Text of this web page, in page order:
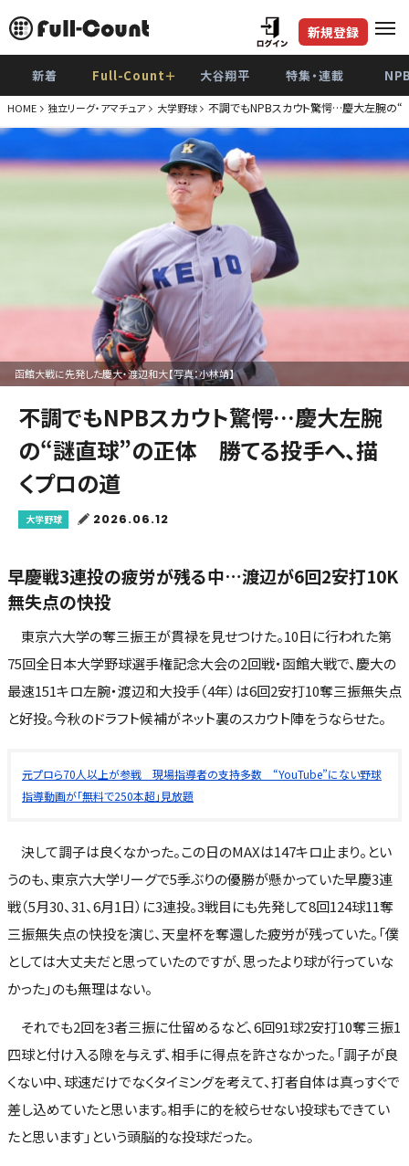
新規登録
新着 Full-Count＋ 大谷翔平 特集・連載
HOME 独立リーグ・アマチュア 大学野球 不調でもNPBスカウト驚愕…慶大左腕の
函館大戦に先発した慶大・渡辺和大【写真：小林靖】
不調でもNPBスカウト驚愕…慶大左腕
の“謎直球”の正体 勝てる投手へ、描
くプロの道
大学野球 2026.06.12
早慶戦3連投の疲労が残る中…渡辺が6回2安打10K
無失点の快投
東京六大学の奪三振王が貫禄を見せつけた。10日に行われた第
75回全日本大学野球選手権記念大会の2回戦・函館大戦で、慶大の
最速151キロ左腕・渡辺和大投手（4年）は6回2安打10奪三振無失点
と好投。今秋のドラフト候補がネット裏のスカウト陣をうならせた。
元プロら70人以上が参戦 現場指導者の支持多数 “YouTube”にない野球
指導動画が「無料で250本超」見放題
決して調子は良くなかった。この日のMAXは147キロ止まり。とい
うのも、東京六大学リーグで5季ぶりの優勝が懸かっていた早慶3連
戦（5月30、31、6月1日）に3連投。3戦目にも先発して8回124球11奪
三振無失点の快投を演じ、天皇杯を奪還した疲労が残っていた。「僕
としては大丈夫だと思っていたのですが、思ったより球が行っていな
かった」のも無理はない。
それでも2回を3者三振に仕留めるなど、6回91球2安打10奪三振1
四球と付け入る隙を与えず、相手に得点を許さなかった。「調子が良
くない中、球速だけでなくタイミングを考えて、打者自体は真っすぐで
差し込めていたと思います。相手に的を絞らせない投球もできてい
たと思います」という頭脳的な投球だった。